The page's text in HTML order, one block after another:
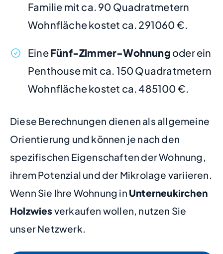
Familie mit ca. 90 Quadratmetern
Wohnfläche kostet ca. 291060 €.
EineFünf-Zimmer-Wohnung oder ein
Penthouse mit ca. 150 Quadratmetern
Wohnfläche kostet ca. 485100 €.
Diese Berechnungen dienen als allgemeine
Orientierung und können je nach den
spezifischen Eigenschaften der Wohnung,
ihrem Potenzial und der Mikrolage variieren.
Wenn Sie Ihre Wohnung in Unterneukirchen
Holzwies verkaufen wollen, nutzen Sie
unser Netzwerk.